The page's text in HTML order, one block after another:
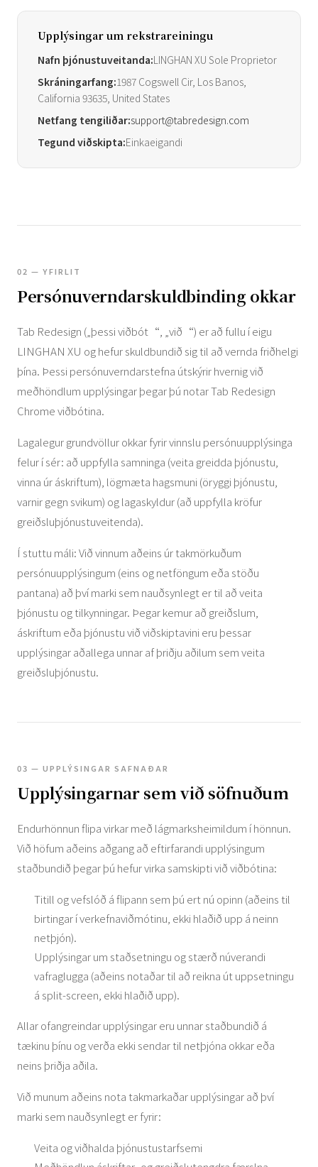
Upplýsingar um rekstrareiningu
Nafn þjónustuveitanda:LINGHAN XU Sole Proprietor
Skráningarfang:1987 Cogswell Cir, Los Banos,
California 93635, United States
Netfang tengiliðar:support@tabredesign.com
Tegund viðskipta:Einkaeigandi
02 — YFIRLIT
Persónuverndarskuldbinding okkar
Tab Redesign („þessi viðbót“, „við“) er að fullu í eigu
LINGHAN XU og hefur skuldbundið sig til að vernda friðhelgi
þína. Þessi persónuverndarstefna útskýrir hvernig við
meðhöndlum upplýsingar þegar þú notar Tab Redesign
Chrome viðbótina.
Lagalegur grundvöllur okkar fyrir vinnslu persónuupplýsinga
felur í sér: að uppfylla samninga (veita greidda þjónustu,
vinna úr áskriftum), lögmæta hagsmuni (öryggi þjónustu,
varnir gegn svikum) og lagaskyldur (að uppfylla kröfur
greiðsluþjónustuveitenda).
Í stuttu máli: Við vinnum aðeins úr takmörkuðum
persónuupplýsingum (eins og netföngum eða stöðu
pantana) að því marki sem nauðsynlegt er til að veita
þjónustu og tilkynningar. Þegar kemur að greiðslum,
áskriftum eða þjónustu við viðskiptavini eru þessar
upplýsingar aðallega unnar af þriðju aðilum sem veita
greiðsluþjónustu.
03 — UPPLÝSINGAR SAFNAÐAR
Upplýsingarnar sem við söfnuðum
Endurhönnun flipa virkar með lágmarksheimildum í hönnun.
Við höfum aðeins aðgang að eftirfarandi upplýsingum
staðbundið þegar þú hefur virka samskipti við viðbótina:
Titill og vefslóð á flipann sem þú ert nú opinn (aðeins til
birtingar í verkefnaviðmótinu, ekki hlaðið upp á neinn
netþjón).
Upplýsingar um staðsetningu og stærð núverandi
vafraglugga (aðeins notaðar til að reikna út uppsetningu
á split-screen, ekki hlaðið upp).
Allar ofangreindar upplýsingar eru unnar staðbundið á
tækinu þínu og verða ekki sendar til netþjóna okkar eða
neins þriðja aðila.
Við munum aðeins nota takmarkaðar upplýsingar að því
marki sem nauðsynlegt er fyrir:
Veita og viðhalda þjónustustarfsemi